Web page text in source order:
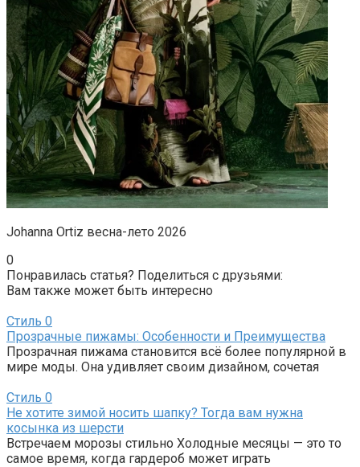
Johanna Ortiz весна-лето 2026
0
Понравилась статья? Поделиться с друзьями:
Вам также может быть интересно
Стиль 0
Прозрачные пижамы: Особенности и Преимущества
Прозрачная пижама становится всё более популярной в
мире моды. Она удивляет своим дизайном, сочетая
Стиль 0
Не хотите зимой носить шапку? Тогда вам нужна
косынка из шерсти
Встречаем морозы стильно Холодные месяцы — это то
самое время, когда гардероб может играть